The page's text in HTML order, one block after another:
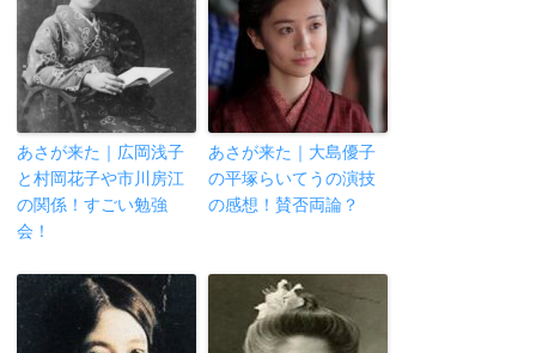
あさが来た｜広岡浅子
と村岡花子や市川房江
の関係！すごい勉強
会！
あさが来た｜大島優子
の平塚らいてうの演技
の感想！賛否両論？